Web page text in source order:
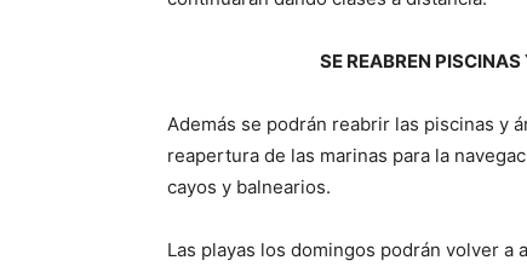
SE REABREN
Además se podrán reabrir las piscinas y
reapertura de las marinas para la
cayos y balnearios.
Las playas los domingos podrán volver